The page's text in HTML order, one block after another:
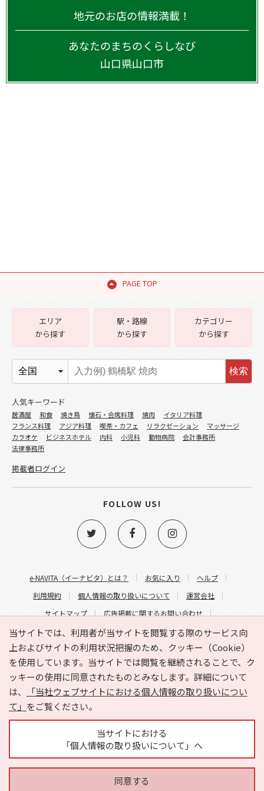
地元のお店の情報満載！
あなたのまちのくらしなび
山口県山口市
PAGE TOP
当サイトでは、利用者が当サイトを閲覧する際のサービス向
上およびサイトの利用状況把握のため、クッキー（Cookie）
を使用しています。当サイトでは閲覧を継続されることで、ク
ッキーの使用に同意されたものとみなします。詳細について
は、
「当社ウェブサイトにおける個人情報の取り扱いについ
て」 をご覧ください。
当サイトにおける
「個人情報の取り扱いについて」へ
同意する
e-NAVITA（イーナビタ）とは？ お気に入り
ヘルプ
利用規約
個人情報の取り扱いについて
運営会社
サイトマップ
広告掲載に関するお問い合わせ
サイトの内容に関するお問い合わせ
エリア
から探す
駅・路線
から探す
カテゴリー
から探す
検索
人気キーワード
居酒屋 和食 焼き鳥 懐石・会席料理 焼肉
イタリア料理
フランス料理
アジア料理 喫茶・カフェ リラクゼーション
マッサージ
カラオケ
ビジネスホテル 内科 小児科 動物病院
会計事務所
法律事務所
掲載者ログイン
FOLLOW US!
Copyright © HYOJITO.Co.,Ltd. All Rights Reserved.